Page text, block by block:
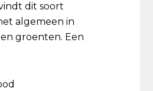
dit soort
algemeen in
groenten. Een